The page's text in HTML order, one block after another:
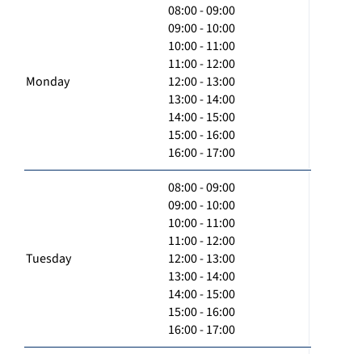
Monday
08:00 - 09:00
09:00 - 10:00
10:00 - 11:00
11:00 - 12:00
12:00 - 13:00
13:00 - 14:00
14:00 - 15:00
15:00 - 16:00
16:00 - 17:00
Tuesday
08:00 - 09:00
09:00 - 10:00
10:00 - 11:00
11:00 - 12:00
12:00 - 13:00
13:00 - 14:00
14:00 - 15:00
15:00 - 16:00
16:00 - 17:00